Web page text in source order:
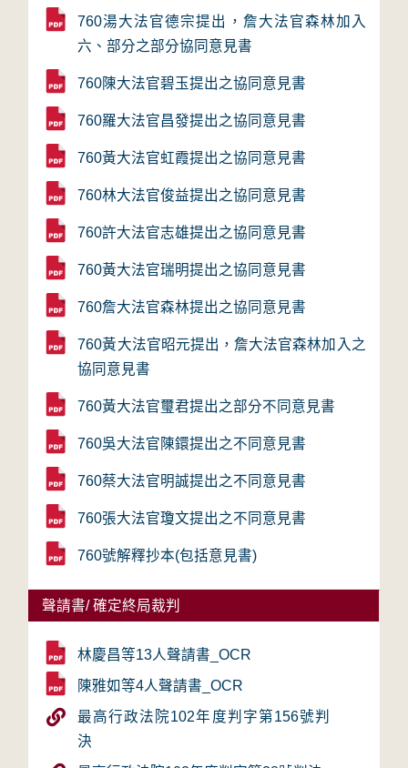
760湯大法官德宗提出，詹大法官森林加入
六、部分之部分協同意見書
760陳大法官碧玉提出之協同意見書
760羅大法官昌發提出之協同意見書
760黃大法官虹霞提出之協同意見書
760林大法官俊益提出之協同意見書
760許大法官志雄提出之協同意見書
760黃大法官瑞明提出之協同意見書
760詹大法官森林提出之協同意見書
760黃大法官昭元提出，詹大法官森林加入之
協同意見書
760黃大法官璽君提出之部分不同意見書
760吳大法官陳鐶提出之不同意見書
760蔡大法官明誠提出之不同意見書
760張大法官瓊文提出之不同意見書
760號解釋抄本(包括意見書)
聲請書/ 確定終局裁判
林慶昌等13人聲請書_OCR
陳雅如等4人聲請書_OCR
最高行政法院102年度判字第156號判
決